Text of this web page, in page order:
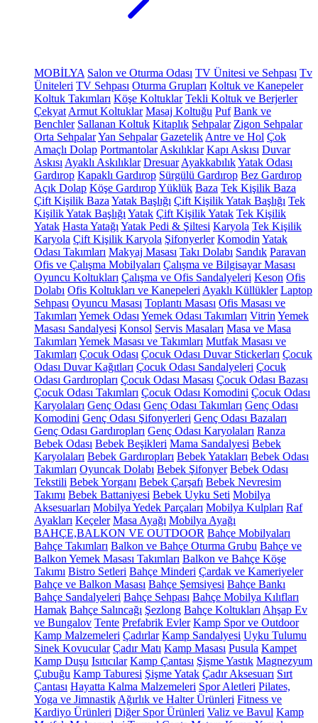
MOBİLYA Salon ve Oturma Odası TV Ünitesi ve Sehpası Tv
Üniteleri TV Sehpası Oturma Grupları Koltuk ve Kanepeler
Koltuk Takımları Köşe Koltuklar Tekli Koltuk ve Berjerler
Çekyat Armut Koltuklar Masaj Koltuğu Puf Bank ve
Benchler Sallanan Koltuk Kitaplık Sehpalar Zigon Sehpalar
Orta SehpalarYan Sehpalar Gazetelik Antre ve Hol Çok
Amaçlı Dolap Portmantolar Askılıklar Kapı Askısı Duvar
Askısı Ayaklı Askılıklar Dresuar AyakkabılıkYatak Odası
Gardırop Kapaklı Gardırop Sürgülü Gardırop Bez Gardırop
Açık Dolap Köşe GardıropYüklük Baza Tek Kişilik Baza
Çift Kişilik Baza Yatak Başlığı Çift Kişilik Yatak Başlığı Tek
Kişilik Yatak Başlığı Yatak Çift Kişilik Yatak Tek Kişilik
Yatak Hasta Yatağı Yatak Pedi & Şiltesi Karyola Tek Kişilik
Karyola Çift Kişilik Karyola Şifonyerler Komodin Yatak
Odası Takımları Makyaj Masası Takı Dolabı Sandık Paravan
Ofis ve Çalışma Mobilyaları Çalışma ve Bilgisayar Masası
Oyuncu Koltukları Çalışma ve Ofis Sandalyeleri Keson Ofis
Dolabı Ofis Koltukları ve Kanepeleri Ayaklı Küllükler Laptop
Sehpası Oyuncu Masası Toplantı Masası Ofis Masası ve
Takımları Yemek Odası Yemek Odası Takımları Vitrin Yemek
Masası Sandalyesi Konsol Servis Masaları Masa ve Masa
Takımları Yemek Masası ve Takımları Mutfak Masası ve
Takımları Çocuk Odası Çocuk Odası Duvar Stickerları Çocuk
Odası Duvar Kağıtları Çocuk Odası Sandalyeleri Çocuk
Odası Gardıropları Çocuk Odası Masası Çocuk Odası Bazası
Çocuk Odası Takımları Çocuk Odası Komodini Çocuk Odası
Karyolaları Genç Odası Genç Odası Takımları Genç Odası
Komodini Genç Odası Şifonyerleri Genç Odası Bazaları
Genç Odası Gardıropları Genç Odası Karyolaları Ranza
Bebek Odası Bebek Beşikleri Mama Sandalyesi Bebek
Karyolaları Bebek Gardıropları Bebek Yatakları Bebek Odası
Takımları Oyuncak Dolabı Bebek Şifonyer Bebek Odası
Tekstili Bebek Yorganı Bebek Çarşafı Bebek Nevresim
Takımı Bebek Battaniyesi Bebek Uyku Seti Mobilya
Aksesuarları Mobilya Yedek Parçaları Mobilya Kulpları Raf
Ayakları Keçeler Masa Ayağı Mobilya Ayağı
BAHÇE,BALKON VE OUTDOOR Bahçe Mobilyaları
Bahçe Takımları Balkon ve Bahçe Oturma Grubu Bahçe ve
Balkon Yemek Masası Takımları Balkon ve Bahçe Köşe
Takımı Bistro Setleri Bahçe Minderi Çardak ve Kameriyeler
Bahçe ve Balkon Masası Bahçe Şemsiyesi Bahçe Bankı
Bahçe Sandalyeleri Bahçe Sehpası Bahçe Mobilya Kılıfları
Hamak Bahçe Salıncağı Şezlong Bahçe Koltukları Ahşap Ev
ve Bungalov Tente Prefabrik Evler Kamp Spor ve Outdoor
Kamp Malzemeleri Çadırlar Kamp Sandalyesi Uyku Tulumu
Sinek Kovucular Çadır Matı Kamp Masası Pusula Kampet
Kamp Duşu Isıtıcılar Kamp Çantası Şişme Yastık Magnezyum
Çubuğu Kamp Taburesi Şişme Yatak Çadır Aksesuarı Sırt
Çantası Hayatta Kalma Malzemeleri Spor Aletleri Pilates,
Yoga ve Jimnastik Ağırlık ve Halter Ürünleri Fitness ve
Kardiyo Ürünleri Diğer Spor Ürünleri Valiz ve Bavul Kamp